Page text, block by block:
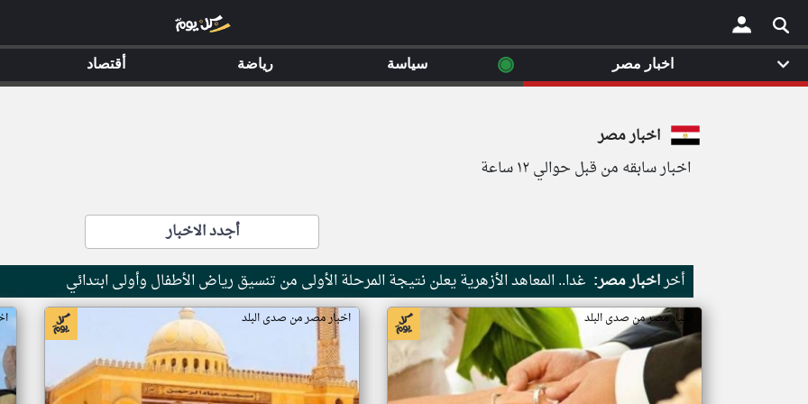
×
اخبار مصر
اخبار سابقه من قبل حوالي ١٢ ساعة
أجدد الاخبار
أخراخبار مصر: غدا.. المعاهد الأزهرية يعلن نتيجة المرحلة الأولى من تنسيق رياض الأطفال وأولى ابتدائي
اخبار مصر من صدى البلد اخبار مصر من صدى البلد
اخبار مصر ◉ سياسة رياضة أقتصاد